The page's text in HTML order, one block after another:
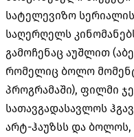
სატელევიზო
საღერღელს
გამოჩენაც აუშლით
რომელიც ბოლო
პროგრამაში), ფილმი
სათავგადასავლოს
არტ-ჰაუზსს და